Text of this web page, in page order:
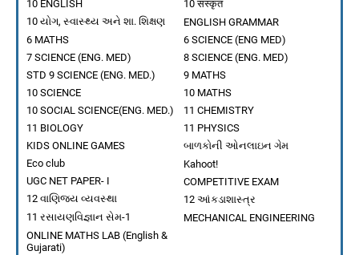
How to join TEACHERS TRAINING with SWIFT
એસ.એસ.સી. બોર્ડની પરીક્ષા-2025ની તૈયારી કરો અને
BHATT ALPESH-Jul 10 2024
ધોરણ ૧૦ વિજ્ઞાન
BHATT ALPESH - Jul 04 2024
ધોરણ 9 વિજ્ઞાન
BHATT ALPESH Jul 02 2024
ધોરણ ૧૦ સામાજિક વિજ્ઞાન પ્રકરણ ૧ ભારતનો વારસો મને
BHATT ALPESH -
ધોરણ ૯ વિજ્ઞાન પ્રકરણ 12 અન્નસ્ત્રોતોમાં સુધારણા
BHATT ALPESH - Jul 21 2026
10 ENGLISH
10 संस्कृत
10 યોગ, સ્વાસ્થ્ય અને શા. શિક્ષણ
ENGLISH GRAMMAR
6 MATHS
6 SCIENCE (ENG MED)
7 SCIENCE (ENG. MED)
8 SCIENCE (ENG. MED)
STD 9 SCIENCE (ENG. MED.)
9 MATHS
10 SCIENCE
10 MATHS
10 SOCIAL SCIENCE(ENG. MED.)
11 CHEMISTRY
11 BIOLOGY
11 PHYSICS
KIDS ONLINE GAMES
બાળકોની ઓનલાઇન ગેમ
Eco club
Kahoot!
UGC NET PAPER- I
COMPETITIVE EXAM
12 વાણિજ્ય વ્યવસ્થા
12 આંકડાશાસ્ત્ર
11 રસાયણવિજ્ઞાન સેમ-1
MECHANICAL ENGINEERING
ONLINE MATHS LAB (English &
Gujarati)